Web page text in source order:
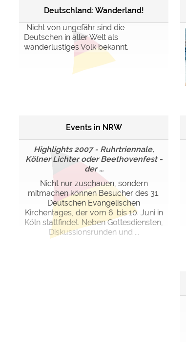
Deutschland: Wanderland!
Nicht von ungefähr sind die
Deutschen in aller Welt als
wanderlustiges Volk bekannt.
Events in NRW
Highlights 2007 - Ruhrtriennale,
Kölner Lichter oder Beethovenfest -
der ...
Nicht nur zuschauen, sondern
mitmachen können Besucher des 31.
Deutschen Evangelischen
Kirchentages, der vom 6. bis 10. Juni in
Köln stattfindet. Neben Gottesdiensten,
Diskussionsrunden und ...